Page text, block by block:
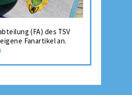
(FA) des TSV
Fanartikel an.